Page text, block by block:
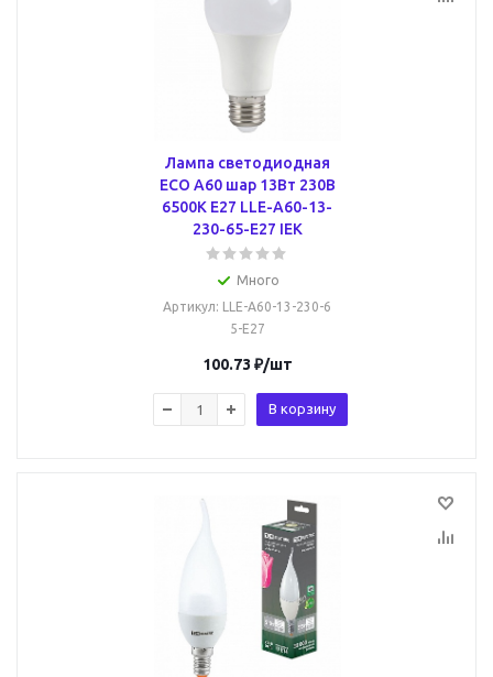
Лампа светодиодная
ECO A60 шар 13Вт 230В
6500К E27 LLE-A60-13-
230-65-E27 IEK
Много
Артикул: LLE-A60-13-230-6
5-E27
100.73 ₽/шт
В корзину